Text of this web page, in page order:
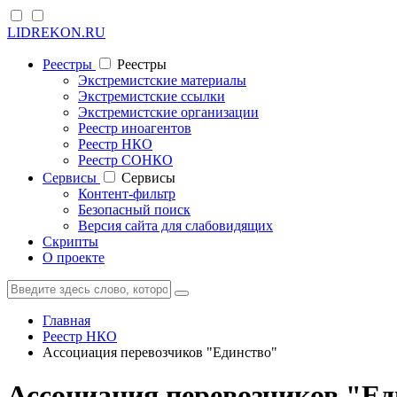
LIDREKON.RU
Реестры
Реестры
Экстремистские материалы
Экстремистские ссылки
Экстремистские организации
Реестр иноагентов
Реестр НКО
Реестр СОНКО
Cервисы
Cервисы
Контент-фильтр
Безопасный поиск
Версия сайта для слабовидящих
Скрипты
О проекте
Главная
Реестр НКО
Ассоциация перевозчиков "Единство"